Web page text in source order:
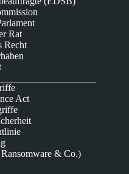
Rat
Recht
Act
& Co.)